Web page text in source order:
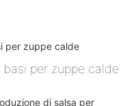
per zuppe calde